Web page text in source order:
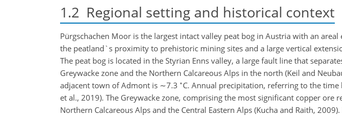
1.2 Regional setting and historical context
Pürgschachen Moor is the largest intact valley peat bog in Austria with an areal
the peatland`s proximity to prehistoric mining sites and a large vertical
The peat bog is located in the Styrian Enns valley, a large fault line that
Greywacke zone and the Northern Calcareous Alps in the north (Keil and
adjacent town of Admont is ∼7.3 ∘ C. Annual precipitation, referring to the
et al., 2019). The Greywacke zone, comprising the most significant copper ore
Northern Calcareous Alps and the Central Eastern Alps (Kucha and Raith,